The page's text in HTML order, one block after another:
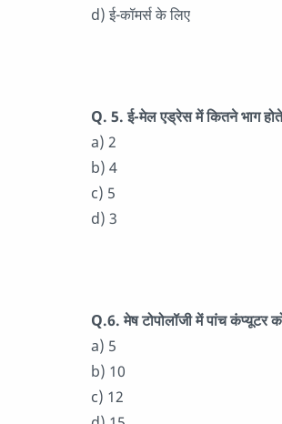
d) ई-कॉमर्स के लिए
Q. 5. ई-मेल एड्रेस में कितने भाग
a) 2
b) 4
c) 5
d) 3
Q.6. मेष टोपोलॉजी में पांच
a) 5
b) 10
c) 12